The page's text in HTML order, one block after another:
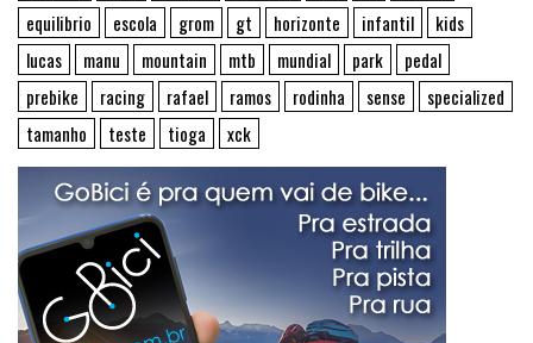
equilibrio
escola grom gt horizonte infantil
kids
lucas
manu mountain mtb mundial park
pedal
prebike
racing rafael ramos rodinha sense
specialized
tamanho
teste tioga xck